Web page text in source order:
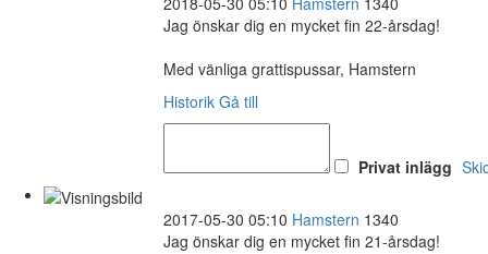
Jag önskar dig en mycket fin 22-årsdag!
Med vänliga grattispussar, Hamstern
Historik Gå till
Privat inlägg
2017-05-30 05:10 Hamstern 1340
Jag önskar dig en mycket fin 21-årsdag!